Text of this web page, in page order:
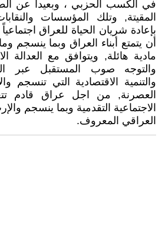
في الكسب الحزبي ، وبعيداً عن
المقيتة, وتلك المؤسسات
بإعادة شريان الحياة للعراق
أن يتمتع أبناء العراق وبما ينسجم
مادية هائلة, ويتوافق مع العدالة
والتوجه صوب المستقبل عبر
والتنمية الاقتصادية التي تنسجم
العصرنة, من اجل عراق قادم
الاجتماعية التقدمية وبما ينسجم
العراقي المعروف.